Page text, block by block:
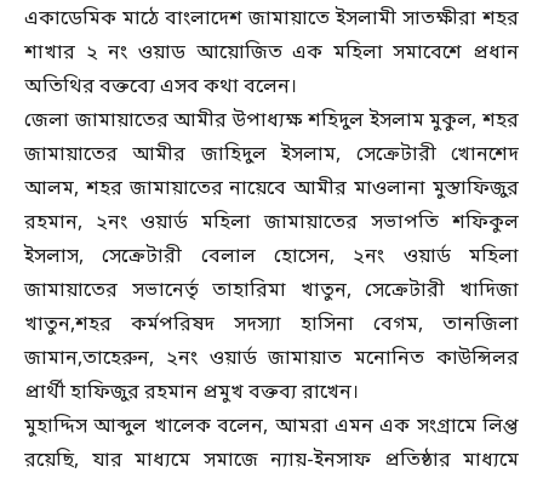
একাডেমিক মাঠে বাংলাদেশ জামায়াতে ইসলামী সাতক্ষীরা শহর
শাখার ২ নং ওয়াড আয়োজিত এক মহিলা সমাবেশে প্রধান
অতিথির বক্তব্যে এসব কথা বলেন।
জেলা জামায়াতের আমীর উপাধ্যক্ষ শহিদুল ইসলাম মুকুল, শহর
জামায়াতের আমীর জাহিদুল ইসলাম, সেক্রেটারী খোনশেদ
আলম, শহর জামায়াতের নায়েবে আমীর মাওলানা মুস্তাফিজুর
রহমান, ২নং ওয়ার্ড মহিলা জামায়াতের সভাপতি শফিকুল
ইসলাস, সেক্রেটারী বেলাল হোসেন, ২নং ওয়ার্ড মহিলা
জামায়াতের সভানের্তৃ তাহারিমা খাতুন, সেক্রেটারী খাদিজা
খাতুন,শহর কর্মপরিষদ সদস্যা হাসিনা বেগম, তানজিলা
জামান,তাহেরুন, ২নং ওয়ার্ড জামায়াত মনোনিত কাউন্সিলর
প্রার্থী হাফিজুর রহমান প্রমুখ বক্তব্য রাখেন।
মুহাদ্দিস আব্দুল খালেক বলেন, আমরা এমন এক সংগ্রামে লিপ্ত
রয়েছি, যার মাধ্যমে সমাজে ন্যায়-ইনসাফ প্রতিষ্ঠার মাধ্যমে